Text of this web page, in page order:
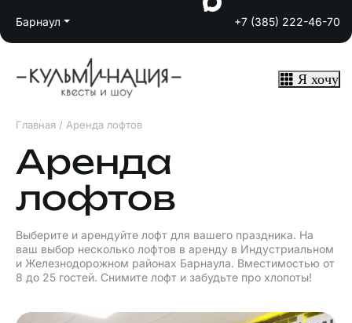
Барнаул +7 (385) 222-46-70
Я хочу
Главная / Аренда лофтов
Аренда
лофтов
Выберите и арендуйте лофт для вашего праздника. На
ваш выбор несколько лофтов в аренду в Индустриальном
и Железнодорожном районах Барнаула. Вместимостью от
8 до 25 гостей. Снимите лофт и забудьте про хлопоты!